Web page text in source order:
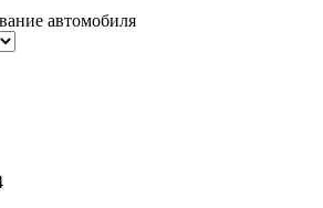
автомобиля